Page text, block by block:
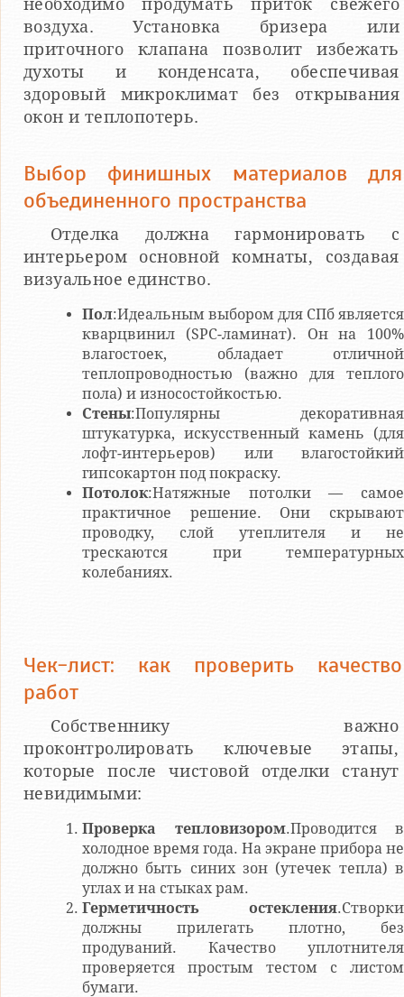
необходимо продумать приток свежего
воздуха. Установка бризера или
приточного клапана позволит избежать
духоты и конденсата, обеспечивая
здоровый микроклимат без открывания
окон и теплопотерь.
Выбор финишных материалов для
объединенного пространства
Отделка должна гармонировать с
интерьером основной комнаты, создавая
визуальное единство.
Пол:Идеальным выбором для СПб является
кварцвинил (SPC-ламинат). Он на 100%
влагостоек, обладает отличной
теплопроводностью (важно для теплого
пола) и износостойкостью.
Стены:Популярны декоративная
штукатурка, искусственный камень (для
лофт-интерьеров) или влагостойкий
гипсокартон под покраску.
Потолок:Натяжные потолки — самое
практичное решение. Они скрывают
проводку, слой утеплителя и не
трескаются при температурных
колебаниях.
Чек-лист: как проверить качество
работ
Собственнику важно
проконтролировать ключевые этапы,
которые после чистовой отделки станут
невидимыми:
Проверка тепловизором.Проводится в
холодное время года. На экране прибора не
должно быть синих зон (утечек тепла) в
углах и на стыках рам.
Герметичность остекления.Створки
должны прилегать плотно, без
продуваний. Качество уплотнителя
проверяется простым тестом с листом
бумаги.